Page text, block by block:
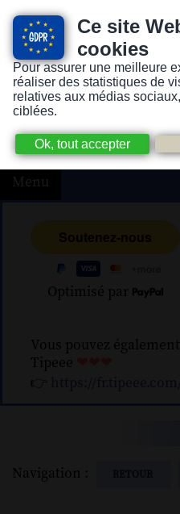
Ce site
cookies
Pour assurer une meilleure
réaliser des statistiques de
relatives aux médias
ciblées.
Version pour personnes
Menu
Optimisé par
Vous pouvez
Tipeee
👉
Navigation :